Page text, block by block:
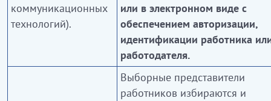
коммуникационных
технологий).
или в электронном виде с
обеспечением авторизации,
идентификации работника
работодателя.
Выборные представители
работников избираются и